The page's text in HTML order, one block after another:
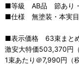
■等級 AB品 節あり・
■仕様 無塗装・本実
■表示価格 63束まと
激安大特価503,370円
1束あたり＠7,990円（